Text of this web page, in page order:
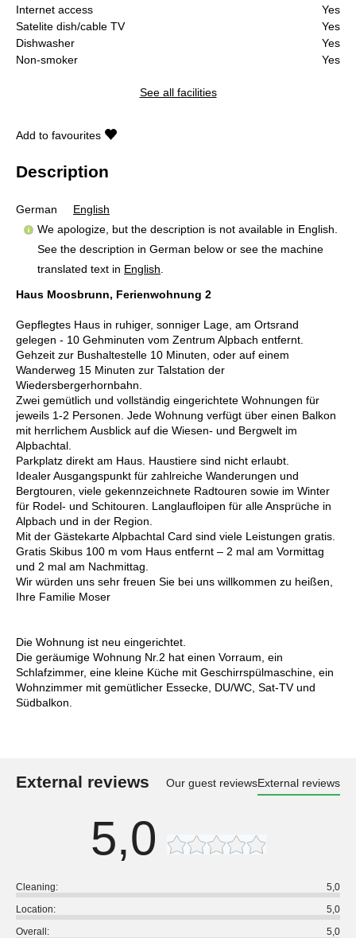
Internet access
Yes
Satelite dish/cable TV
Yes
Dishwasher
Yes
Non-smoker
Yes
See all facilities
Add to favourites
Description
German
English
We apologize, but the description is not available in English.
See the description in German below or see the machine
translated text in English
Haus Moosbrunn, Ferienwohnung 2
Gepflegtes Haus in ruhiger, sonniger Lage, am Ortsrand
gelegen - 10 Gehminuten vom Zentrum Alpbach entfernt.
Gehzeit zur Bushaltestelle 10 Minuten, oder auf einem
Wanderweg 15 Minuten zur Talstation der
Wiedersbergerhornbahn.
Zwei gemütlich und vollständig eingerichtete Wohnungen für
jeweils 1-2 Personen. Jede Wohnung verfügt über einen Balkon
mit herrlichem Ausblick auf die Wiesen- und Bergwelt im
Alpbachtal.
Parkplatz direkt am Haus. Haustiere sind nicht erlaubt.
Idealer Ausgangspunkt für zahlreiche Wanderungen und
Bergtouren, viele gekennzeichnete Radtouren sowie im Winter
für Rodel- und Schitouren. Langlaufloipen für alle Ansprüche in
Alpbach und in der Region.
Mit der Gästekarte Alpbachtal Card sind viele Leistungen gratis.
Gratis Skibus 100 m vom Haus entfernt – 2 mal am Vormittag
und 2 mal am Nachmittag.
Wir würden uns sehr freuen Sie bei uns willkommen zu heißen,
Ihre Familie Moser
Die Wohnung ist neu eingerichtet.
Die geräumige Wohnung Nr.2 hat einen Vorraum, ein
Schlafzimmer, eine kleine Küche mit Geschirrspülmaschine, ein
Wohnzimmer mit gemütlicher Essecke, DU/WC, Sat-TV und
Südbalkon.
External reviews Our guest reviewsExternal reviews
5,0
Cleaning:
5,0
Location:
5,0
Overall:
5,0